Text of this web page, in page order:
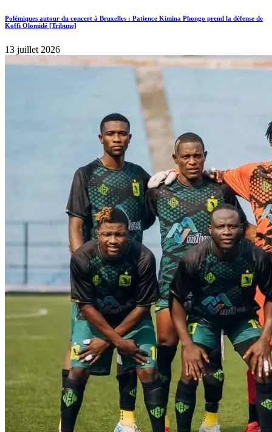
Polémiques autour du concert à Bruxelles : Patience Kimina Phongo prend la défense de
Koffi Olomidé [Tribune]
13 juillet 2026